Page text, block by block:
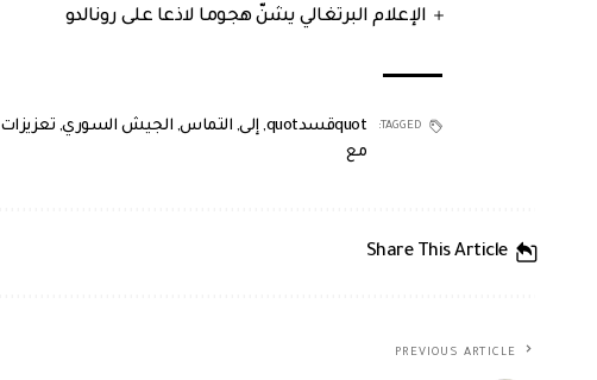
الإعلام البرتغالي يشنّ هجوما لاذعا على رونالدو
TAGGED: quotقسدquot , إلى, التماس, الجيش السوري, تعزيزات
مع
Share This Article
PREVIOUS ARTICLE